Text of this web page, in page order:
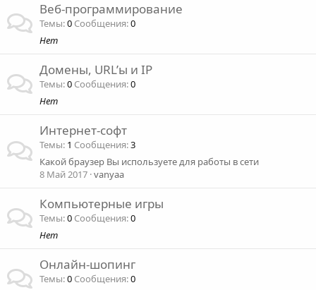
Веб-программирование
Темы 0 Сообщения 0
Нет
Домены, URL’ы и IP
Темы 0 Сообщения 0
Нет
Интернет-софт
Темы 1 Сообщения 3
Какой браузер Вы используете для работы в сети
8 Май 2017 vanyaa
Компьютерные игры
Темы 0 Сообщения 0
Нет
Онлайн-шопинг
Темы 0 Сообщения 0